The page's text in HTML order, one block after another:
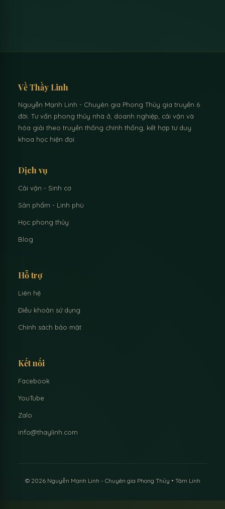
Về Thầy Linh
Nguyễn Mạnh Linh - Chuyên gia Phong Thủy gia truyền 6
đời. Tư vấn phong thủy nhà ở, doanh nghiệp, cải vận và
hóa giải theo truyền thống chính thống, kết hợp tư duy
khoa học hiện đại.
Dịch vụ
Cải vận - Sinh cơ
Sản phẩm - Linh phù
Học phong thủy
Blog
Hỗ trợ
Liên hệ
Điều khoản sử dụng
Chính sách bảo mật
Kết nối
Facebook
YouTube
Zalo
info@thaylinh.com
© 2026 Nguyễn Mạnh Linh - Chuyên gia Phong Thủy • Tâm Linh